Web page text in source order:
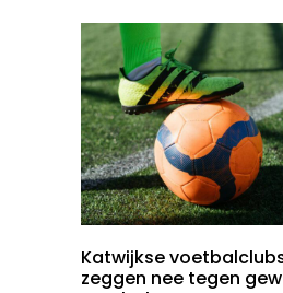
Katwijkse
zeggen nee tegen